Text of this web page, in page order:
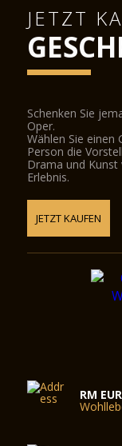
JETZT
Schenken Sie
Oper.
Wählen Sie einen
Person die
Drama und
Erlebnis.
JETZT KAUFEN
RM